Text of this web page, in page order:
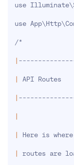
use Illuminate\
use App\Http\
/*
|
| API Routes
|
|
| Here is
| routes are